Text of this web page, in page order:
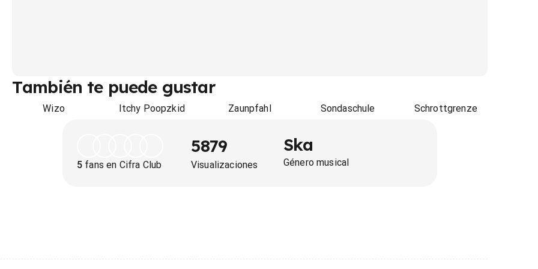
También te puede gustar
Wizo Itchy Poopzkid Zaunpfahl Sondaschule Schrottgrenze
5 fans en Cifra Club
5879
Visualizaciones
Ska
Género musical